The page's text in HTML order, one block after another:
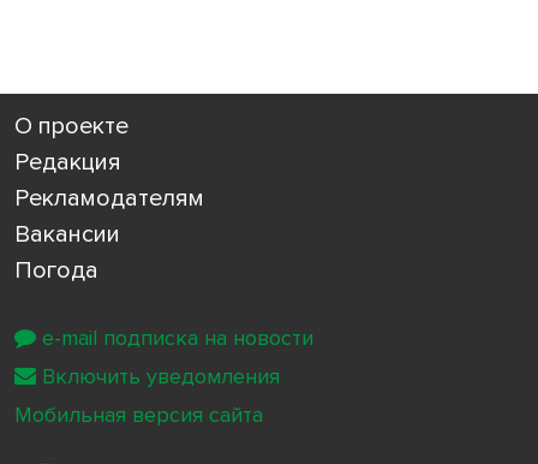
О проекте
Редакция
Рекламодателям
Вакансии
Погода
e-mail подписка на новости
Включить уведомления
Мобильная версия сайта